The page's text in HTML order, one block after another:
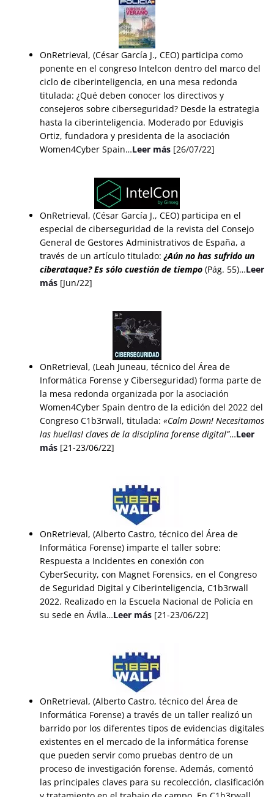
OnRetrieval, (César García J., CEO) participa como
ponente en el congreso Intelcon dentro del marco del
ciclo de ciberinteligencia, en una mesa redonda
titulada: ¿Qué deben conocer los directivos y
consejeros sobre ciberseguridad? Desde la estrategia
hasta la ciberinteligencia. Moderado por Eduvigis
Ortiz, fundadora y presidenta de la asociación
Women4Cyber Spain…Leer más [26/07/22]
OnRetrieval, (César García J., CEO) participa en el
especial de ciberseguridad de la revista del Consejo
General de Gestores Administrativos de España, a
través de un artículo titulado:¿Aún no has sufrido un
ciberataque? Es sólo cuestión de tiempo (Pág. 55)…Leer
más [Jun/22]
OnRetrieval, (Leah Juneau, técnico del Área de
Informática Forense y Ciberseguridad) forma parte de
la mesa redonda organizada por la asociación
Women4Cyber Spain dentro de la edición del 2022 del
Congreso C1b3rwall, titulada: «Calm Down! Necesitamos
las huellas! claves de la disciplina forense digital”…Leer
más [21-23/06/22]
OnRetrieval, (Alberto Castro, técnico del Área de
Informática Forense) imparte el taller sobre:
Respuesta a Incidentes en conexión con
CyberSecurity, con Magnet Forensics, en el Congreso
de Seguridad Digital y Ciberinteligencia, C1b3rwall
2022. Realizado en la Escuela Nacional de Policía en
su sede en Ávila…Leer más [21-23/06/22]
OnRetrieval, (Alberto Castro, técnico del Área de
Informática Forense) a través de un taller realizó un
barrido por los diferentes tipos de evidencias digitales
existentes en el mercado de la informática forense
que pueden servir como pruebas dentro de un
proceso de investigación forense. Además, comentó
las principales claves para su recolección, clasificación